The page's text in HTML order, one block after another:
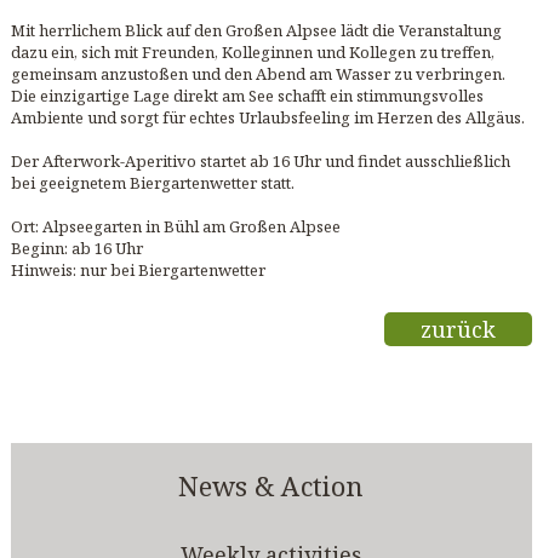
Mit herrlichem Blick auf den Großen Alpsee lädt die Veranstaltung
dazu ein, sich mit Freunden, Kolleginnen und Kollegen zu treffen,
gemeinsam anzustoßen und den Abend am Wasser zu verbringen.
Die einzigartige Lage direkt am See schafft ein stimmungsvolles
Ambiente und sorgt für echtes Urlaubsfeeling im Herzen des Allgäus.
Der Afterwork-Aperitivo startet ab 16 Uhr und findet ausschließlich
bei geeignetem Biergartenwetter statt.
Ort: Alpseegarten in Bühl am Großen Alpsee
Beginn: ab 16 Uhr
Hinweis: nur bei Biergartenwetter
zurück
News & Action